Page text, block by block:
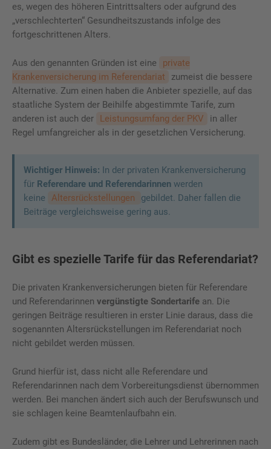
es, wegen des höheren Eintrittsalters oder aufgrund des
„verschlechterten“ Gesundheitszustands infolge des
fortgeschrittenen Alters.
Aus den genannten Gründen ist eine
private
Krankenversicherung im Referendariat
zumeist die bessere
Alternative. Zum einen haben die Anbieter spezielle, auf das
staatliche System der Beihilfe abgestimmte Tarife, zum
anderen ist auch der
Leistungsumfang der PKV
in aller
Regel umfangreicher als in der gesetzlichen Versicherung.
Wichtiger Hinweis: In der privaten Krankenversicherung
für Referendare und Referendarinnen werden
keine
Altersrückstellungen
gebildet. Daher fallen die
Beiträge vergleichsweise gering aus.
Gibt es spezielle Tarife für das Referendariat?
Die privaten Krankenversicherungen bieten für Referendare
und Referendarinnen vergünstigte Sondertarife an. Die
geringen Beiträge resultieren in erster Linie daraus, dass die
sogenannten Altersrückstellungen im Referendariat noch
nicht gebildet werden müssen.
Grund hierfür ist, dass nicht alle Referendare und
Referendarinnen nach dem Vorbereitungsdienst übernommen
werden. Bei manchen ändert sich auch der Berufswunsch und
sie schlagen keine Beamtenlaufbahn ein.
Zudem gibt es Bundesländer, die Lehrer und Lehrerinnen nach